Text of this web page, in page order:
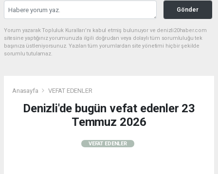
Gönder
Yorum yazarak Topluluk Kuralları’nı kabul etmiş bulunuyor ve denizli20haber.com
sitesine yaptığınız yorumunuzla ilgili doğrudan veya dolaylı tüm sorumluluğu tek
başınıza üstleniyorsunuz. Yazılan tüm yorumlardan site yönetimi hiçbir şekilde
sorumlu tutulamaz.
Anasayfa VEFAT EDENLER
Denizli'de bugün vefat edenler 23
Temmuz 2026
VEFAT EDENLER